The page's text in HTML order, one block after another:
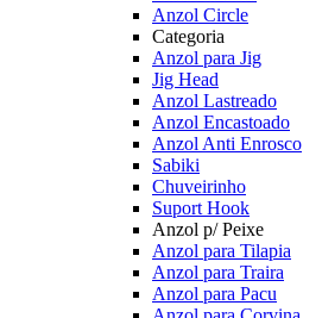
Anzol Circle
Categoria
Anzol para Jig
Jig Head
Anzol Lastreado
Anzol Encastoado
Anzol Anti Enrosco
Sabiki
Chuveirinho
Suport Hook
Anzol p/ Peixe
Anzol para Tilapia
Anzol para Traira
Anzol para Pacu